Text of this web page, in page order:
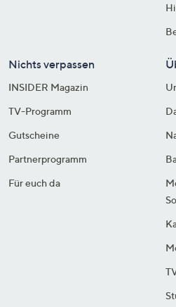
Nichts verpassen
INSIDER Magazin
TV-Programm
Gutscheine
Partnerprogramm
Für euch da